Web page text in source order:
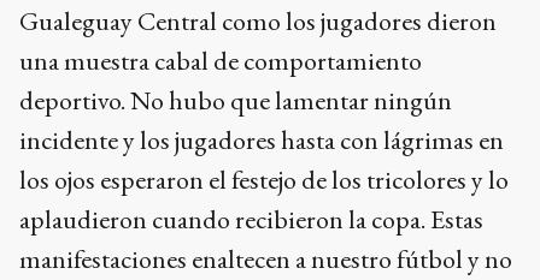
Gualeguay Central como los jugadores dieron
una muestra cabal de comportamiento
deportivo. No hubo que lamentar ningún
incidente y los jugadores hasta con lágrimas en
los ojos esperaron el festejo de los tricolores y lo
aplaudieron cuando recibieron la copa. Estas
manifestaciones enaltecen a nuestro fútbol y no